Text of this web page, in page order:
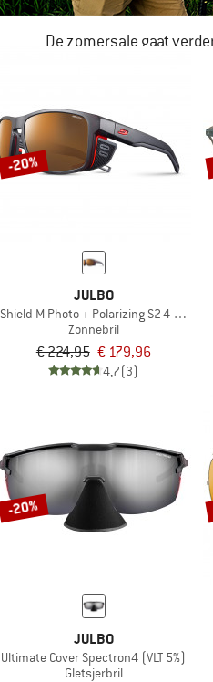
De zomersale gaat
NAAR DE SALE
-20%
JULBO
Shield M Photo + Polarizing S2-4 (VLT 5-
Zonnebril
€ 224,95 € 179,96
4,7(3)
4 (VLT 5-20%)
-20%
JULBO
Ultimate Cover Spectron4 (VLT 5%)
Gletsjerbril